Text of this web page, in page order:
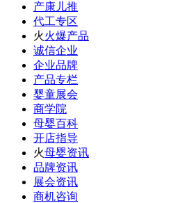
产康儿推
代工专区
火火爆产品
诚信企业
企业品牌
产品专栏
婴童展会
商学院
母婴百科
开店指导
火母婴资讯
品牌资讯
展会资讯
商机咨询